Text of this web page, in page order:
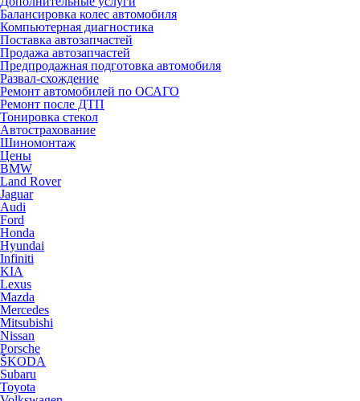
Балансировка колес автомобиля
Компьютерная диагностика
Поставка автозапчастей
Продажа автозапчастей
Предпродажная подготовка автомобиля
Развал-схождение
Ремонт автомобилей по ОСАГО
Ремонт после ДТП
Тонировка стекол
Автострахование
Шиномонтаж
Цены
BMW
Land Rover
Jaguar
Audi
Ford
Honda
Hyundai
Infiniti
KIA
Lexus
Mazda
Mercedes
Mitsubishi
Nissan
Porsche
ŠKODA
Subaru
Toyota